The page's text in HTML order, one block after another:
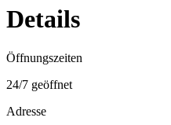
Details
Öffnungszeiten
24/7 geöffnet
Adresse